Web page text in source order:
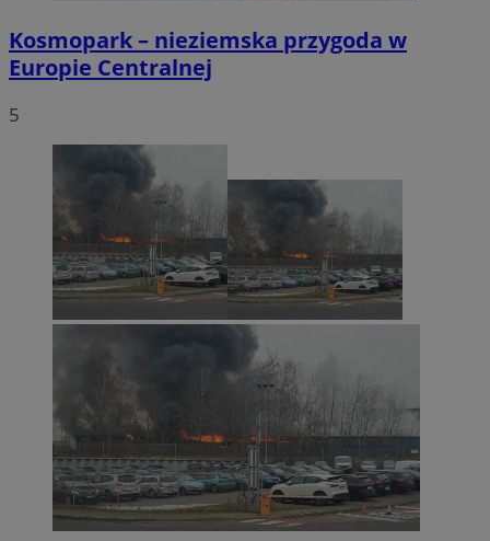
Kosmopark – nieziemska przygoda w
Europie Centralnej
5